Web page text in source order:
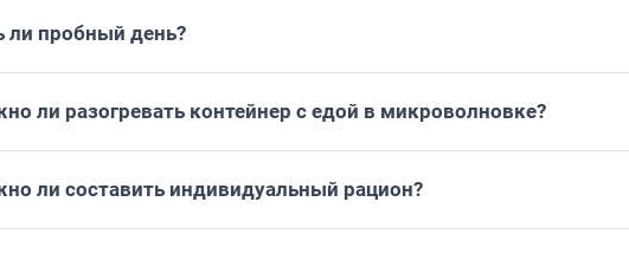
ли пробный день?
ли разогревать контейнер с едой в микроволновке?
ли составить индивидуальный рацион?